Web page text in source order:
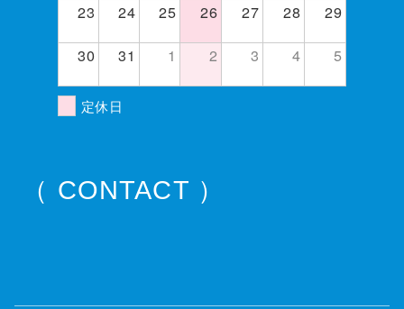
23
24 25 26 27 28
29
30
31 1 2 3 4 5
定休日
（ CONTACT ）